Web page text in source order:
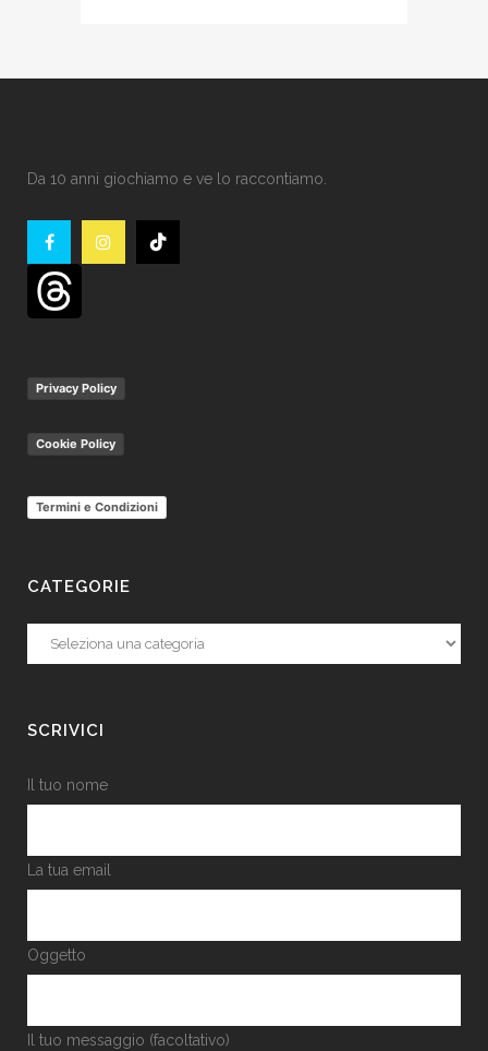
Da 10 anni giochiamo e ve lo raccontiamo.
Privacy Policy
Cookie Policy
Termini e Condizioni
CATEGORIE
Categorie
SCRIVICI
Il tuo nome
La tua email
Oggetto
Il tuo messaggio (facoltativo)